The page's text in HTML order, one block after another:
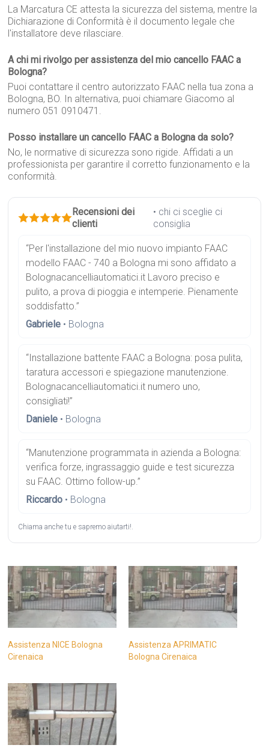
La Marcatura CE attesta la sicurezza del sistema, mentre la
Dichiarazione di Conformità è il documento legale che
l'installatore deve rilasciare.
A chi mi rivolgo per assistenza del mio cancello FAAC a
Bologna?
Puoi contattare il centro autorizzato FAAC nella tua zona a
Bologna, BO. In alternativa, puoi chiamare Giacomo al
numero 051 0910471.
Posso installare un cancello FAAC a Bologna da solo?
No, le normative di sicurezza sono rigide. Affidati a un
professionista per garantire il corretto funzionamento e la
conformità.
Recensioni dei
clienti
• chi ci sceglie ci
consiglia
“Per l'installazione del mio nuovo impianto FAAC
modello FAAC - 740 a Bologna mi sono affidato a
Bolognacancelliautomatici.it Lavoro preciso e
pulito, a prova di pioggia e intemperie. Pienamente
soddisfatto.”
Gabriele • Bologna
“Installazione battente FAAC a Bologna: posa pulita,
taratura accessori e spiegazione manutenzione.
Bolognacancelliautomatici.it numero uno,
consigliati!”
Daniele • Bologna
“Manutenzione programmata in azienda a Bologna:
verifica forze, ingrassaggio guide e test sicurezza
su FAAC. Ottimo follow-up.”
Riccardo • Bologna
Chiama anche tu e sapremo aiutarti!.
Assistenza NICE Bologna
Cirenaica
Assistenza APRIMATIC
Bologna Cirenaica